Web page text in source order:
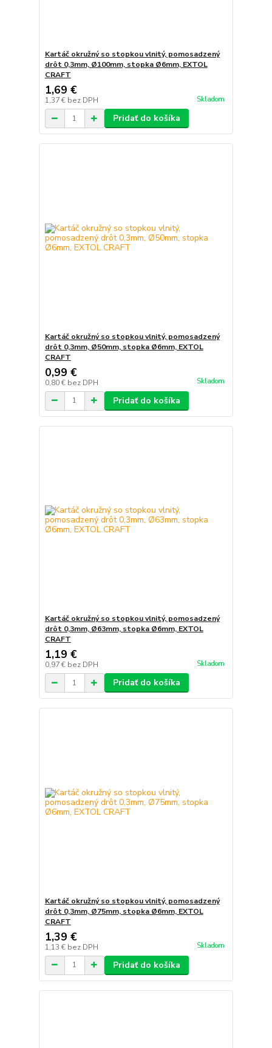
Kartáč okružný so stopkou vlnitý, pomosadzený
drôt 0,3mm, Ø100mm, stopka Ø6mm, EXTOL
CRAFT
1,69 €
1,37 € bez DPH Skladom
Pridať do košíka
Kartáč okružný so stopkou vlnitý, pomosadzený
drôt 0,3mm, Ø50mm, stopka Ø6mm, EXTOL
CRAFT
0,99 €
0,80 € bez DPH Skladom
Pridať do košíka
Kartáč okružný so stopkou vlnitý, pomosadzený
drôt 0,3mm, Ø63mm, stopka Ø6mm, EXTOL
CRAFT
1,19 €
0,97 € bez DPH Skladom
Pridať do košíka
Kartáč okružný so stopkou vlnitý, pomosadzený
drôt 0,3mm, Ø75mm, stopka Ø6mm, EXTOL
CRAFT
1,39 €
1,13 € bez DPH Skladom
Pridať do košíka